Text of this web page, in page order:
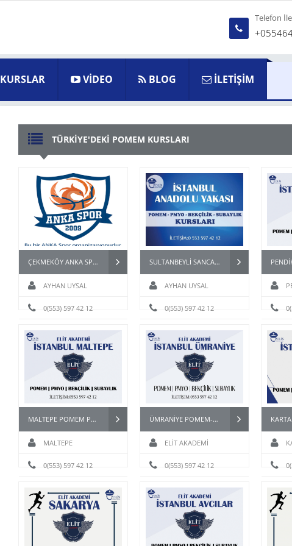
Telefon İle
KURSLAR VİDEO BLOG İLETİŞİM
MALTEPE POMEM PARKURU BEKÇİ HAZIRLIK KURSU
TÜRKİYE'DEKİ POMEM KURSLARI
ÇEKMEKÖY ANKA SPOR OKULU POMEM PMYO BEKÇİ HAZIRLIK KURSU
AYHAN UYSAL
0(553) 597 42 12
SULTANBEYLİ SANCAKTEPE ÜMRANİYE POMEM PMYO PARKUR HAZIRLIK KURSU
AYHAN UYSAL
0(553) 597 42 12
MALTEPE POMEM PARKURU
MALTEPE
0(553) 597 42 12
ÜMRANİYE POMEM-BEKÇİ-PMYO-PÖH-PARKUR HAZIRLIK KURSU
ELİT AKADEMİ
0(553) 597 42 12